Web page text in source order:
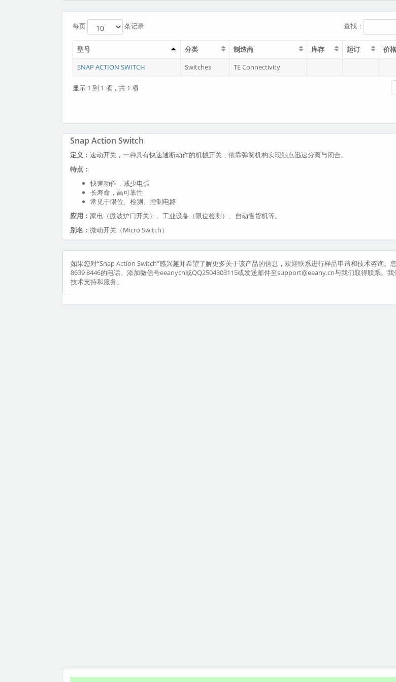
每页 条记录 查找：
型号 分类 制造商 库存 起订 价格
SNAP ACTION SWITCH
Switches TE Connectivity
显示 1 到 1 项，共 1 项
Snap Action Switch
定义： 速动开关，一种具有快速通断动作的机械开关，依靠弹簧机构实现触点迅速分离与闭合。
特点：
快速动作，减少电弧
长寿命，高可靠性
常见于限位、检测、控制电路
应用： 家电（微波炉门开关）、工业设备（限位检测）、自动售货机等。
别名： 微动开关（Micro Switch）
如果您对“Snap Action Switch”感兴趣并希望了解更多关于该产品的信息，欢迎联系进行样品申请和技术咨询。
8639 8446的电话、添加微信号eeanycn或QQ2504303115或发送邮件至support@eeany.cn与我们取得联系。
技术支持和服务。